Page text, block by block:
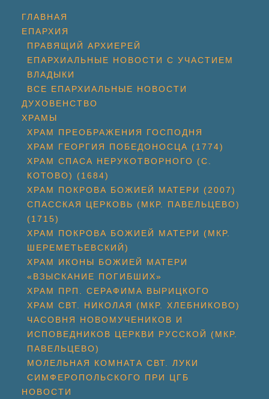
ГЛАВНАЯ
ЕПАРХИЯ
ПРАВЯЩИЙ АРХИЕРЕЙ
ЕПАРХИАЛЬНЫЕ НОВОСТИ С УЧАСТИЕМ
ВЛАДЫКИ
ВСЕ ЕПАРХИАЛЬНЫЕ НОВОСТИ
ДУХОВЕНСТВО
ХРАМЫ
ХРАМ ПРЕОБРАЖЕНИЯ ГОСПОДНЯ
ХРАМ ГЕОРГИЯ ПОБЕДОНОСЦА (1774)
ХРАМ СПАСА НЕРУКОТВОРНОГО (С.
КОТОВО) (1684)
ХРАМ ПОКРОВА БОЖИЕЙ МАТЕРИ (2007)
СПАССКАЯ ЦЕРКОВЬ (МКР. ПАВЕЛЬЦЕВО)
(1715)
ХРАМ ПОКРОВА БОЖИЕЙ МАТЕРИ (МКР.
ШЕРЕМЕТЬЕВСКИЙ)
ХРАМ ИКОНЫ БОЖИЕЙ МАТЕРИ
«ВЗЫСКАНИЕ ПОГИБШИХ»
ХРАМ ПРП. СЕРАФИМА ВЫРИЦКОГО
ХРАМ СВТ. НИКОЛАЯ (МКР. ХЛЕБНИКОВО)
ЧАСОВНЯ НОВОМУЧЕНИКОВ И
ИСПОВЕДНИКОВ ЦЕРКВИ РУССКОЙ (МКР.
ПАВЕЛЬЦЕВО)
МОЛЕЛЬНАЯ КОМНАТА СВТ. ЛУКИ
СИМФЕРОПОЛЬСКОГО ПРИ ЦГБ
НОВОСТИ